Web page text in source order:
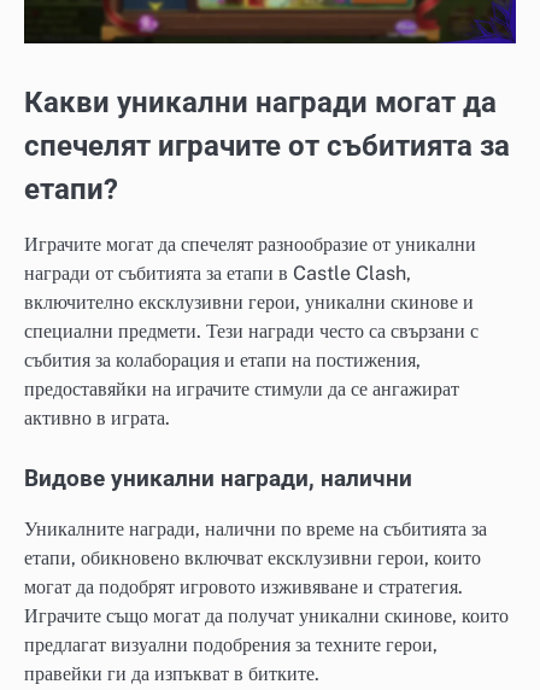
Какви уникални награди могат да
спечелят играчите от събитията за
етапи?
Играчите могат да спечелят разнообразие от уникални
награди от събитията за етапи в Castle Clash,
включително ексклузивни герои, уникални скинове и
специални предмети. Тези награди често са свързани с
събития за колаборация и етапи на постижения,
предоставяйки на играчите стимули да се ангажират
активно в играта.
Видове уникални награди, налични
Уникалните награди, налични по време на събитията за
етапи, обикновено включват ексклузивни герои, които
могат да подобрят игровото изживяване и стратегия.
Играчите също могат да получат уникални скинове, които
предлагат визуални подобрения за техните герои,
правейки ги да изпъкват в битките.